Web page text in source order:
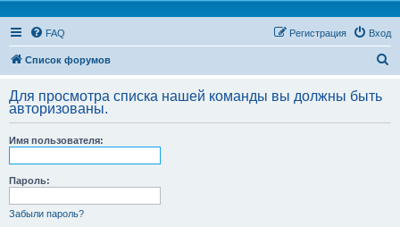
FAQ Вход
Регистрация
Список форумов
с
Для просмотра списка нашей команды вы должны быть
авторизованы.
Имя пользователя:
Пароль:
Забыли пароль?